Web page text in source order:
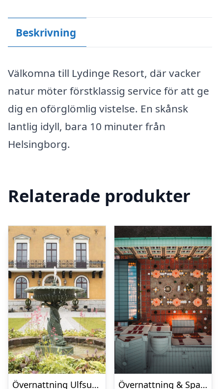
Beskrivning
Välkomna till Lydinge Resort, där vacker
natur möter förstklassig service för att ge
dig en oförglömlig vistelse. En skånsk
lantlig idyll, bara 10 minuter från
Helsingborg.
Relaterade produkter
Övernattning Ulfsunda Slott Övernattning & Spa Ad Astra by Elite